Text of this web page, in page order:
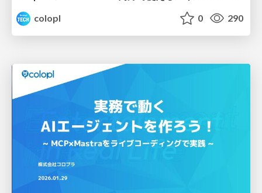
colopl
0 290